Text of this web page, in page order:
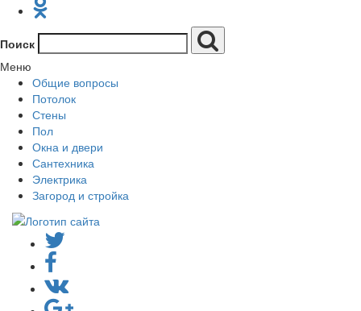
Поиск
Меню
Общие вопросы
Потолок
Стены
Пол
Окна и двери
Сантехника
Электрика
Загород и стройка